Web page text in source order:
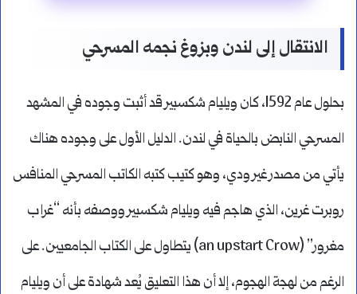
الانتقال إلى لندن وبزوغ نجمه المسرحي
بحلول عام 1592، كان ويليام شكسبير قد أثبت وجوده في المشهد
المسرحي النابض بالحياة في لندن. الدليل الأول على وجوده هناك
يأتي من مصدر غير ودي، وهو كتيب كتبه الكاتب المسرحي المنافس
روبرت غرين، الذي هاجم فيه ويليام شكسبير ووصفه بأنه “غراب
مغرور” (an upstart Crow) يتطاول على الكتاب الجامعيين. على
الرغم من لهجة الهجوم، إلا أن هذا التعليق يُعد شهادة على أن ويليام